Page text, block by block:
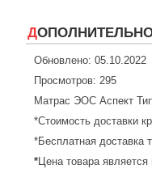
Обновлено: 05.10.2022
Просмотров: 295
Матрас ЭОС Аспект
*Стоимость доставки
*Бесплатная доставка
*Цена товара